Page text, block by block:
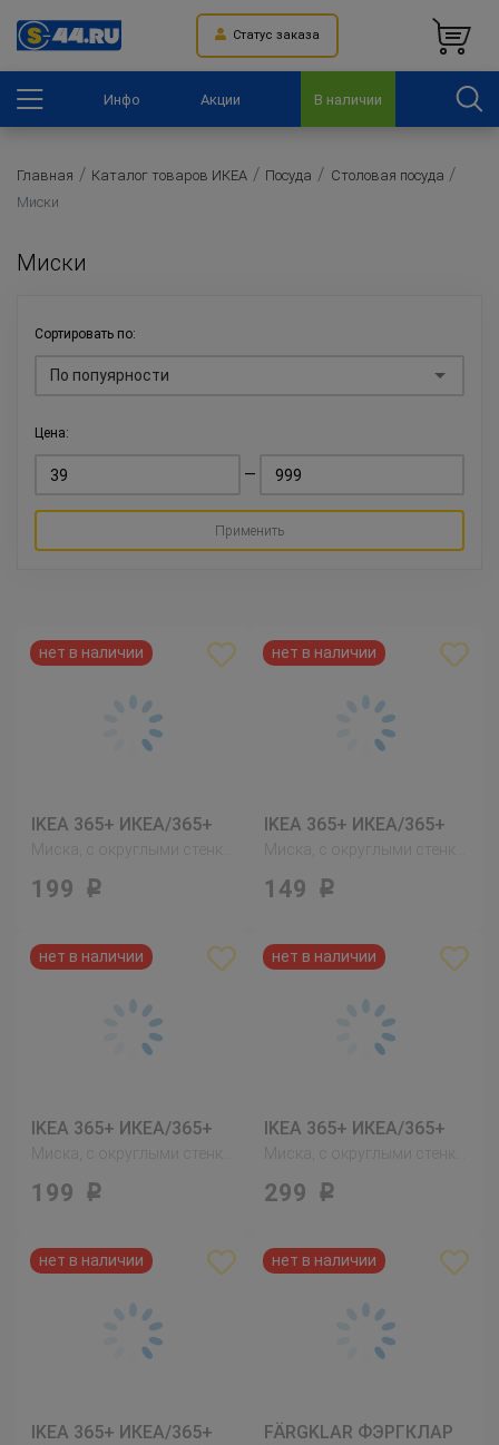
Статус заказа
Инфо Акции В наличии
Главная Каталог товаров ИКЕА Посуда
Столовая посуда
Миски
Миски
Сортировать по:
По попуярности
Цена:
—
Применить
IKEA 365+ ИКЕА/365+
199 Р
IKEA 365+ ИКЕА/365+
149 Р
IKEA 365+ ИКЕА/365+
199 Р
IKEA 365+ ИКЕА/365+
299 Р
IKEA 365+ ИКЕА/365+ FÄRGKLAR ФЭРГКЛАР